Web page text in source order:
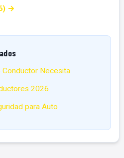
→
Necesita
2026
para Auto